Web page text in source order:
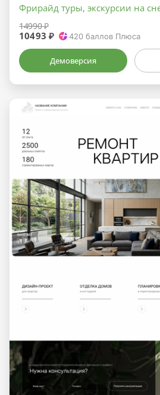
Фрирайд туры, экскурсии на
14990 ₽
10493 ₽ 420 баллов Плюса
Демоверсия